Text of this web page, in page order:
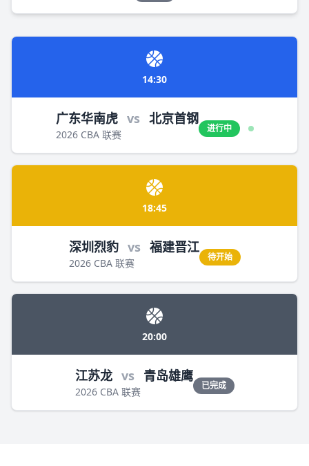
14:30
广东华南虎 vs 北京首钢
2026 CBA 联赛 进行中
18:45
深圳烈豹 vs 福建晋江
2026 CBA 联赛 待开始
20:00
江苏龙 vs 青岛雄鹰
2026 CBA 联赛 已完成